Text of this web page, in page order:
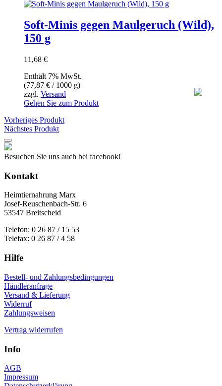
Soft-Minis gegen Maulgeruch (Wild),
150 g
11,68 €
Enthält 7% MwSt.
(77,87 € / 1000 g)
zzgl. Versand
Gehen Sie zum Produkt
Vorheriges Produkt
Nächstes Produkt
Besuchen Sie uns auch bei facebook!
Kontakt
Heimtiernahrung Marx
Josef-Reuschenbach-Str. 6
53547 Breitscheid
Telefon: 0 26 87 / 15 53
Telefax: 0 26 87 / 4 58
Hilfe
Bestell- und Zahlungsbedingungen
Händleranfrage
Versand & Lieferung
Widerruf
Zahlungsweisen
Vertrag widerrufen
Info
AGB
Impressum